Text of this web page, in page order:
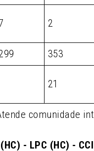
2
353
21
comunidade int
- LPC (HC) - CCI